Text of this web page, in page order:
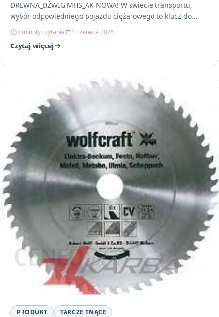
DREWNA_DŹWIG MHS_AK NOWA! W świecie transportu,
wybór odpowiedniego pojazdu ciężarowego to klucz do
MHS_AK…
3 minuty czytania 1 czerwca 2026
Czytaj więcej
PRODUKT TARCZE TNĄCE